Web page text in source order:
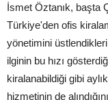
İsmet Öztanık, başta
Türkiye'den ofis
yönetimini
ilginin bu hızı
kiralanabildiği gibi
hizmetinin de